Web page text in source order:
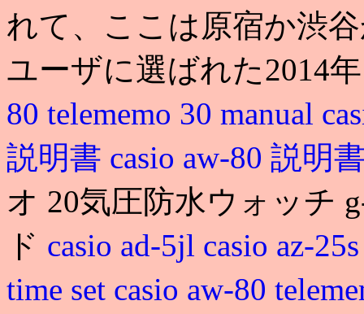
れて、ここは原宿か渋
ユーザに選ばれた2014
80 telememo 30 manual
説明書 casio aw-80 説明
オ 20気圧防水ウォッチ
ド casio ad-5jl casio az-
time set casio aw-80